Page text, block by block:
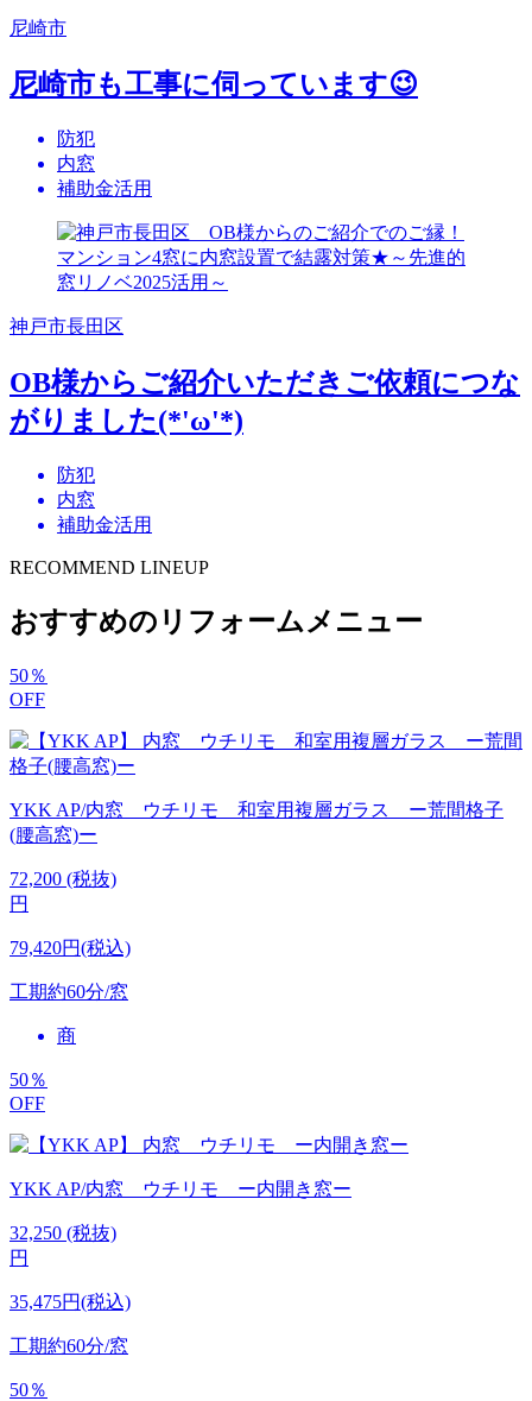
尼崎市
尼崎市も工事に伺っています😉
防犯
内窓
補助金活用
神戸市長田区
OB様からご紹介いただきご依頼につな
がりました(*'ω'*)
防犯
内窓
補助金活用
RECOMMEND LINEUP
おすすめのリフォームメニュー
50％
OFF
YKK AP/内窓 ウチリモ 和室用複層ガラス ー荒間格子
(腰高窓)ー
72,200 (税抜)
円
79,420円(税込)
工期約60分/窓
商
50％
OFF
YKK AP/内窓 ウチリモ ー内開き窓ー
32,250 (税抜)
円
35,475円(税込)
工期約60分/窓
50％